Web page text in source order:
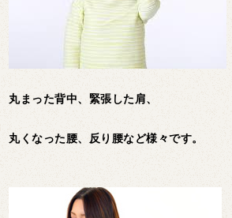
丸まった背中、緊張した肩、
丸くなった腰、反り腰など様々です。